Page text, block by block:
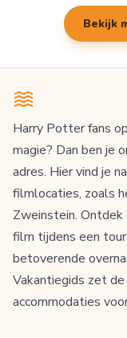
Bekijk
Harry Potter fans
magie? Dan ben je
adres. Hier vind je
filmlocaties, zoals
Zweinstein.
film tijdens een
betoverende
Vakantiegids zet
accommodaties